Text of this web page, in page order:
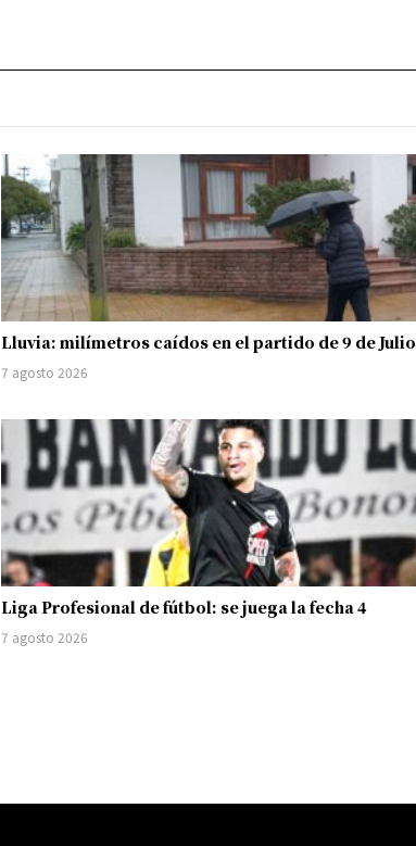
Lluvia: milímetros caídos en el partido de 9 de Julio
7 agosto 2026
Liga Profesional de fútbol: se juega la fecha 4
7 agosto 2026